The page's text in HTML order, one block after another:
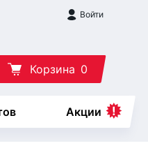
Войти
Корзина 0
Акции